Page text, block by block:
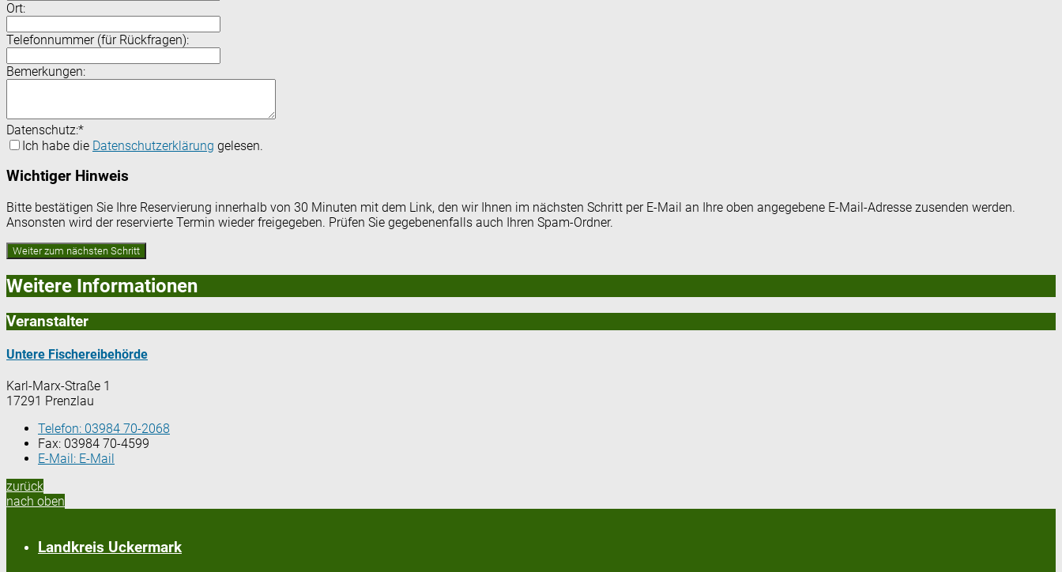
Ort:
Telefonnummer (für Rückfragen):
Bemerkungen:
Datenschutz:*
Ich habe die Datenschutzerklärung gelesen.
Wichtiger Hinweis
Bitte bestätigen Sie Ihre Reservierung innerhalb von 30 Minuten mit dem Link, den wir Ihnen im nächsten Schritt per E-Mail an Ihre oben angegebene E-Mail-Adresse zusenden werden.
Ansonsten wird der reservierte Termin wieder freigegeben. Prüfen Sie gegebenenfalls auch Ihren Spam-Ordner.
Weitere Informationen
Veranstalter
Untere Fischereibehörde
Karl-Marx-Straße 1
17291 Prenzlau
Telefon: 03984 70-2068
Fax: 03984 70-4599
E-Mail: E-Mail
zurück
nach oben
Landkreis Uckermark